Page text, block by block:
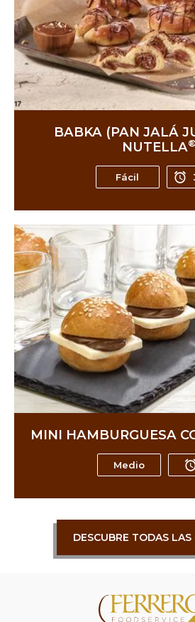
BABKA (PAN JALÁ
NUTELLA®
Fácil
MINI HAMBURGUESA
Medio
DESCUBRE TODAS LAS